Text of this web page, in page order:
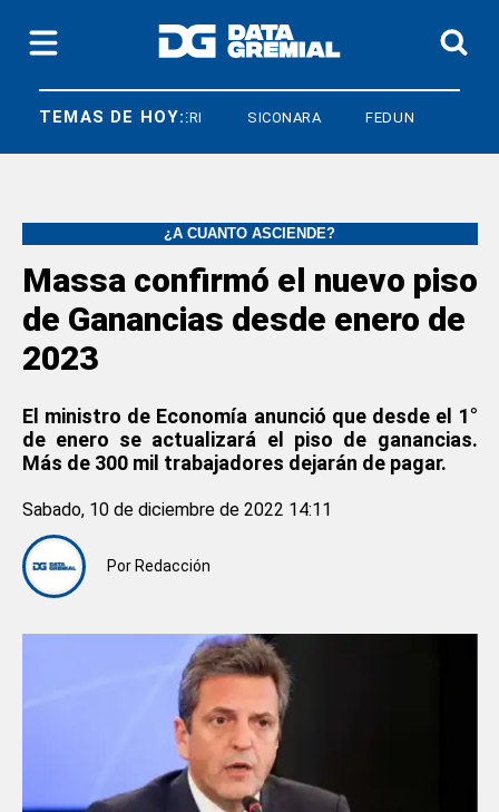
TEMAS DE HOY:
CAVALIERI SICONARA FEDUN
¿A CUÁNTO ASCIENDE?
Massa confirmó el nuevo piso
de Ganancias desde enero de
2023
El ministro de Economía anunció que desde el 1°
de enero se actualizará el piso de ganancias.
Más de 300 mil trabajadores dejarán de pagar.
Por Redacción
Sabado, 10 de diciembre de 2022 14:11